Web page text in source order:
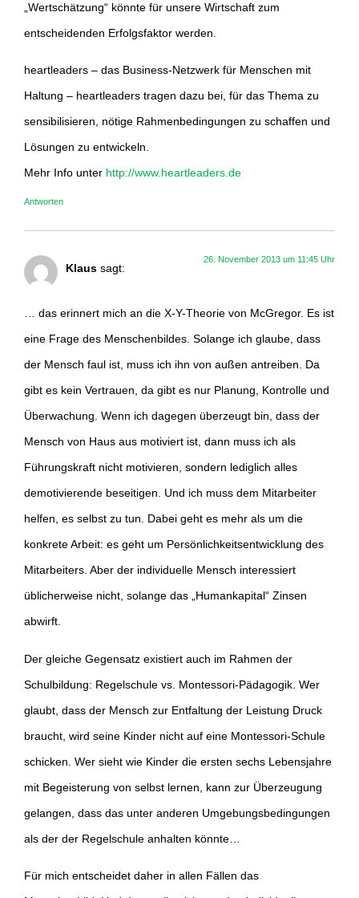
„Wertschätzung“ könnte für unsere Wirtschaft zum
entscheidenden Erfolgsfaktor werden.
heartleaders – das Business-Netzwerk für Menschen mit
Haltung – heartleaders tragen dazu bei, für das Thema zu
sensibilisieren, nötige Rahmenbedingungen zu schaffen und
Lösungen zu entwickeln.
Mehr Info unter http://www.heartleaders.de
Antworten
Klaus sagt:
26. November 2013 um 11:45 Uhr
… das erinnert mich an die X-Y-Theorie von McGregor. Es ist
eine Frage des Menschenbildes. Solange ich glaube, dass
der Mensch faul ist, muss ich ihn von außen antreiben. Da
gibt es kein Vertrauen, da gibt es nur Planung, Kontrolle und
Überwachung. Wenn ich dagegen überzeugt bin, dass der
Mensch von Haus aus motiviert ist, dann muss ich als
Führungskraft nicht motivieren, sondern lediglich alles
demotivierende beseitigen. Und ich muss dem Mitarbeiter
helfen, es selbst zu tun. Dabei geht es mehr als um die
konkrete Arbeit: es geht um Persönlichkeitsentwicklung des
Mitarbeiters. Aber der individuelle Mensch interessiert
üblicherweise nicht, solange das „Humankapital“ Zinsen
abwirft.
Der gleiche Gegensatz existiert auch im Rahmen der
Schulbildung: Regelschule vs. Montessori-Pädagogik. Wer
glaubt, dass der Mensch zur Entfaltung der Leistung Druck
braucht, wird seine Kinder nicht auf eine Montessori-Schule
schicken. Wer sieht wie Kinder die ersten sechs Lebensjahre
mit Begeisterung von selbst lernen, kann zur Überzeugung
gelangen, dass das unter anderen Umgebungsbedingungen
als der der Regelschule anhalten könnte…
Für mich entscheidet daher in allen Fällen das